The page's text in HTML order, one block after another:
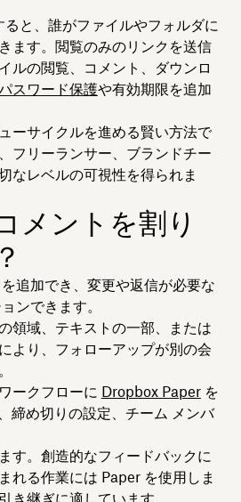
ると、誰がファイルやフォルダに
ます。閲覧のみのリンクを送信
ルの閲覧、コメント、ダウンロ
スワード保護や有効期限を追加
ーサイクルを進める賢い方法で
フリーランサー、ブランドチー
なレベルの可視性を得られま
メントを割り
追加でき、変更や返信が必要な
ンできます。
領域、テキストの一部、または
より、フォローアップが別の会
ークフローに Dropbox Paperを
締め切りの設定、チーム メンバ
す。創造的なフィードバックに
れる作業には Paper を使用しま